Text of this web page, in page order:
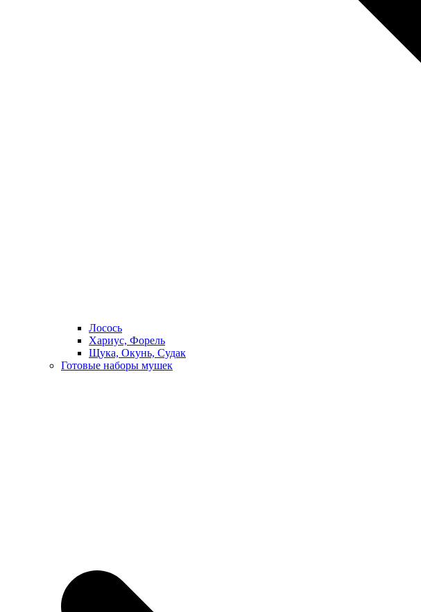
Лосось
Хариус, Форель
Щука, Окунь, Судак
Готовые наборы мушек